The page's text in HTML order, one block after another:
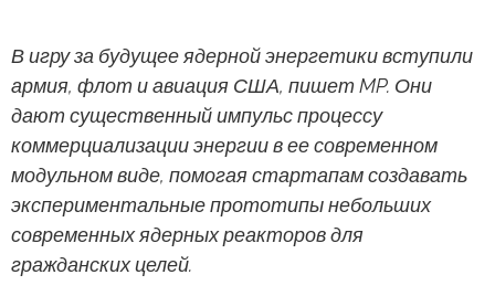
В игру за будущее ядерной энергетики вступили
армия, флот и авиация США, пишет MP. Они
дают существенный импульс процессу
коммерциализации энергии в ее современном
модульном виде, помогая стартапам создавать
экспериментальные прототипы небольших
современных ядерных реакторов для
гражданских целей.